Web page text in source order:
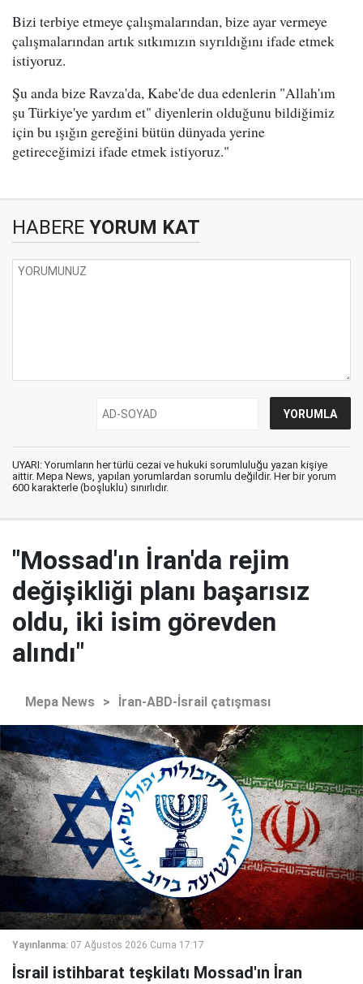
Bizi terbiye etmeye çalışmalarından, bize ayar vermeye
çalışmalarından artık sıtkımızın sıyrıldığını ifade etmek
istiyoruz.
Şu anda bize Ravza'da, Kabe'de dua edenlerin "Allah'ım
şu Türkiye'ye yardım et" diyenlerin olduğunu bildiğimiz
için bu ışığın gereğini bütün dünyada yerine
getireceğimizi ifade etmek istiyoruz."
HABERE YORUM KAT
UYARI: Yorumların her türlü cezai ve hukuki sorumluluğu yazan kişiye
aittir. Mepa News, yapılan yorumlardan sorumlu değildir. Her bir yorum
600 karakterle (boşluklu) sınırlıdır.
"Mossad'ın İran'da rejim
değişikliği planı başarısız
oldu, iki isim görevden
alındı"
Mepa News > İran-ABD-İsrail çatışması
Yayınlanma: 07 Ağustos 2026 Cuma 17:17
İsrail istihbarat teşkilatı Mossad'ın İran